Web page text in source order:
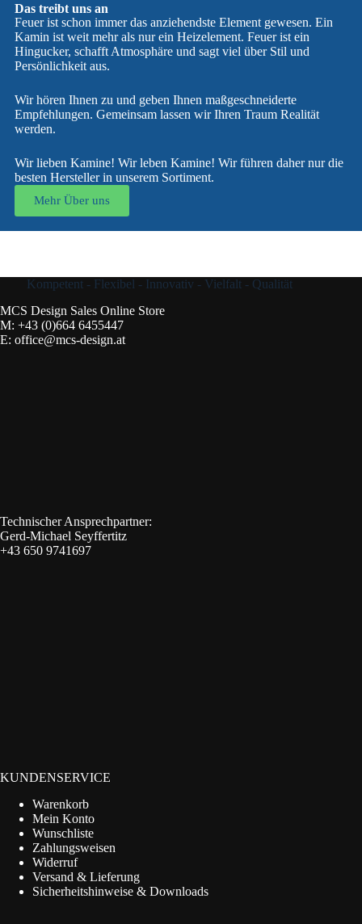
Das treibt uns an
Feuer ist schon immer das anziehendste Element gewesen. Ein
Kamin ist weit mehr als nur ein Heizelement. Feuer ist ein
Hingucker, schafft Atmosphäre und sagt viel über Stil und
Persönlichkeit aus.
Wir hören Ihnen zu und geben Ihnen maßgeschneiderte
Empfehlungen. Gemeinsam lassen wir Ihren Traum Realität
werden.
Wir lieben Kamine! Wir leben Kamine! Wir führen daher nur die
besten Hersteller in unserem Sortiment.
Mehr Über uns
Kompetent - Flexibel - Innovativ - Vielfalt - Qualität
MCS Design Sales Online Store
M: +43 (0)664 6455447
E: office@mcs-design.at
Technischer Ansprechpartner:
Gerd-Michael Seyffertitz
+43 650 9741697
KUNDENSERVICE
Warenkorb
Mein Konto
Wunschliste
Zahlungsweisen
Widerruf
Versand & Lieferung
Sicherheitshinweise & Downloads